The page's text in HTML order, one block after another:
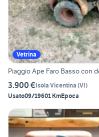
Vetrina
Piaggio Ape Faro Basso con
3.900 €Isola Vicentina (VI)
Usato09/19601 KmEpoca